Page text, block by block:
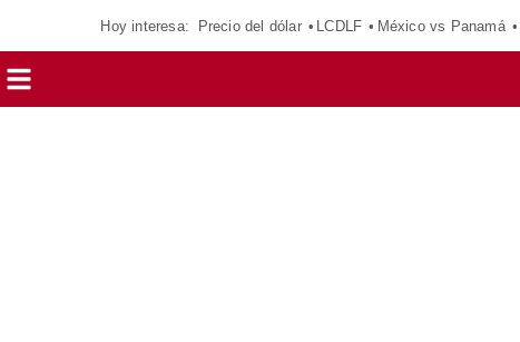
Hoy interesa: Precio del dólar LCDLF México vs Panamá